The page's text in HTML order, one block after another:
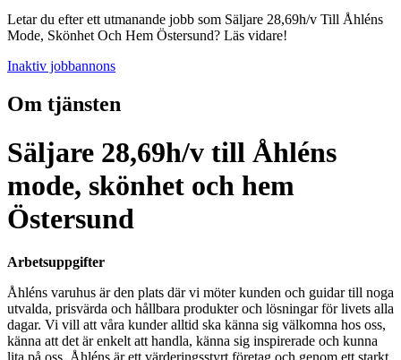
Letar du efter ett utmanande jobb som Säljare 28,69h/v Till Åhléns
Mode, Skönhet Och Hem Östersund? Läs vidare!
Inaktiv jobbannons
Om tjänsten
Säljare 28,69h/v till Åhléns
mode, skönhet och hem
Östersund
Arbetsuppgifter
Åhléns varuhus är den plats där vi möter kunden och guidar till noga
utvalda, prisvärda och hållbara produkter och lösningar för livets alla
dagar. Vi vill att våra kunder alltid ska känna sig välkomna hos oss,
känna att det är enkelt att handla, känna sig inspirerade och kunna
lita på oss. Åhléns är ett värderingsstyrt företag och genom ett starkt